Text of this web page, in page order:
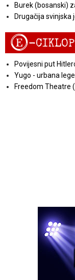
Burek (bosanski)
Drugačija svinjska
E-
Povijesni put
Yugo - urbana
Freedom Theatre